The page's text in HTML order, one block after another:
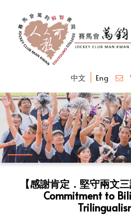
中文 Eng
【感謝肯定．堅守兩文
Commitment to